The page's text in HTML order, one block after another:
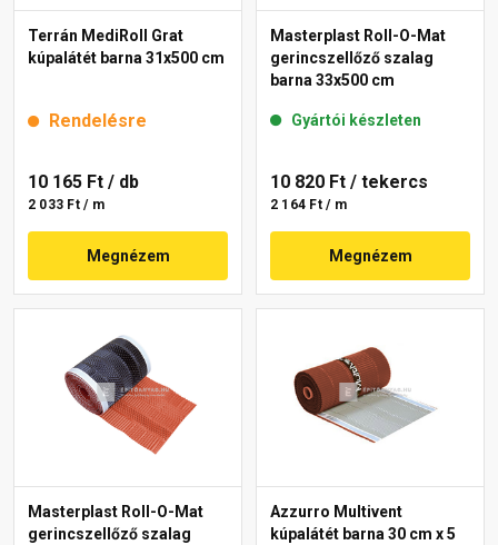
Terrán MediRoll Grat
kúpalátét barna 31x500 cm
Rendelésre
10 165 Ft / db
2 033 Ft / m
Megnézem
Masterplast Roll-O-Mat
gerincszellőző szalag
barna 33x500 cm
Gyártói készleten
10 820 Ft / tekercs
2 164 Ft / m
Megnézem
Masterplast Roll-O-Mat
gerincszellőző szalag
Azzurro Multivent
kúpalátét barna 30 cm x 5